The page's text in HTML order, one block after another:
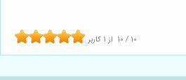
10 / 10 از 1 کاربر